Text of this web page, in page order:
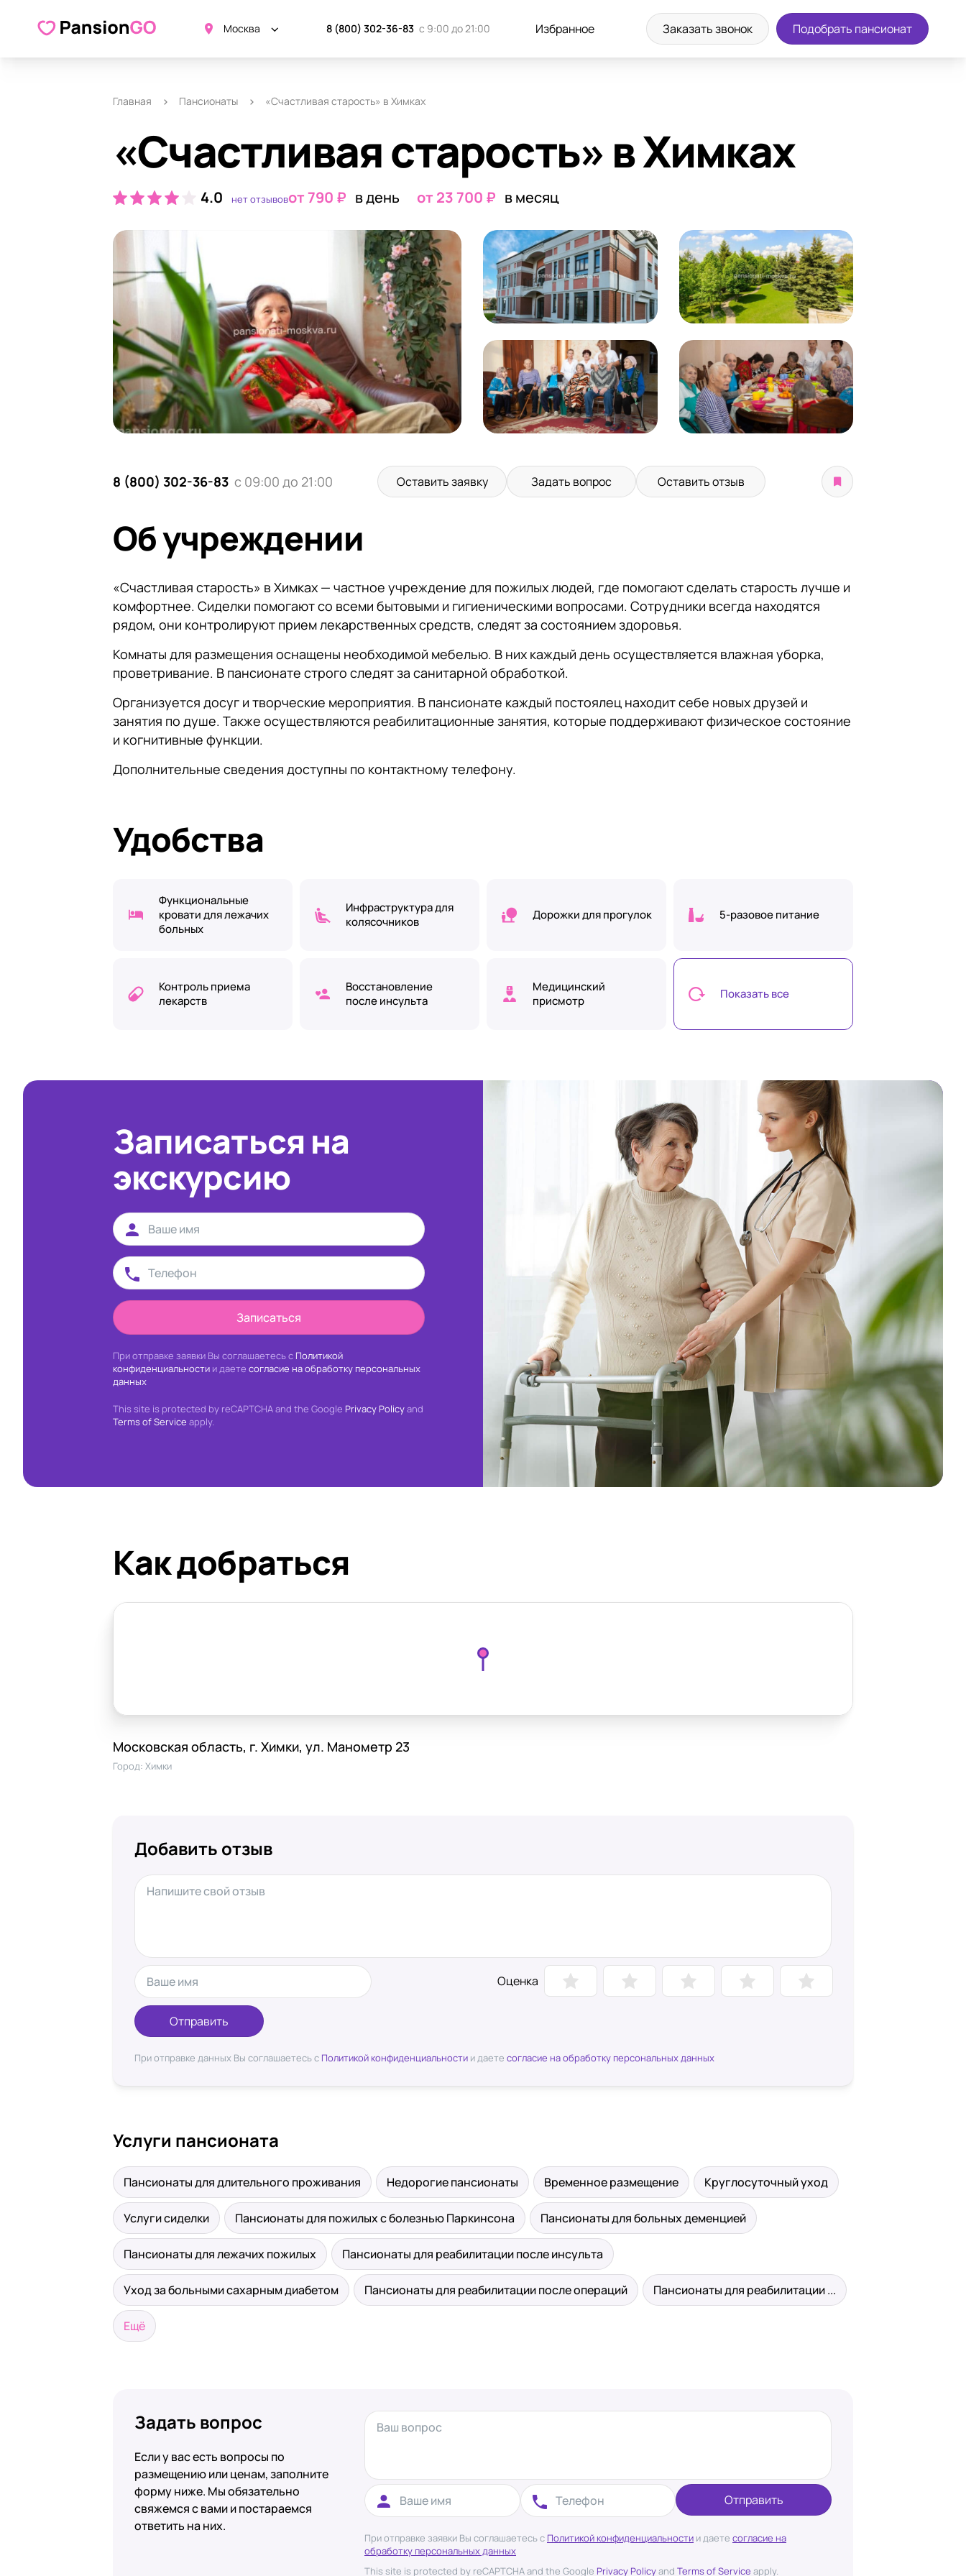
Москва 8 (800) 302-36-83 с 9:00 до 21:00 Избранное Заказать звонок Подобрать пансионат
О пансионате Запись на экскурсию 8 (800) 302-36-83
Главная Пансионаты «Счастливая старость» в Химках
«Счастливая старость» в Химках
4.0 нет отзывовот 790 ₽ в день от 23 700 ₽ в месяц
8 (800) 302-36-83 с 09:00 до 21:00 Оставить заявку Задать вопрос Оставить отзыв
Об учреждении
«Счастливая старость» в Химках — частное учреждение для пожилых людей, где помогают сделать старость лучше и
комфортнее. Сиделки помогают со всеми бытовыми и гигиеническими вопросами. Сотрудники всегда находятся
рядом, они контролируют прием лекарственных средств, следят за состоянием здоровья.
Комнаты для размещения оснащены необходимой мебелью. В них каждый день осуществляется влажная уборка,
проветривание. В пансионате строго следят за санитарной обработкой.
Организуется досуг и творческие мероприятия. В пансионате каждый постоялец находит себе новых друзей и
занятия по душе. Также осуществляются реабилитационные занятия, которые поддерживают физическое состояние
и когнитивные функции.
Дополнительные сведения доступны по контактному телефону.
Удобства
Функциональные
кровати для лежачих
больных
Инфраструктура для
колясочников
Дорожки для прогулок 5-разовое питание
Контроль приема
лекарств
Восстановление
после инсульта
Медицинский
присмотр
Показать все
Записаться на
экскурсию
Записаться
При отправке заявки Вы соглашаетесь с Политикой
конфиденциальности и даете согласие на обработку персональных
данных
This site is protected by reCAPTCHA and the Google Privacy Policyand
Terms of Service apply.
Как добраться
Московская область, г. Химки, ул. Манометр 23
Город: Химки
Добавить отзыв
Оценка
Отправить
При отправке данных Вы соглашаетесь с Политикой конфиденциальности и даете согласие на обработку персональных данных
Услуги пансионата
Пансионаты для длительного проживания Недорогие пансионаты Временное размещение Круглосуточный уход
Услуги сиделки Пансионаты для пожилых с болезнью Паркинсона Пансионаты для больных деменцией
Пансионаты для лежачих пожилых Пансионаты для реабилитации после инсульта
Уход за больными сахарным диабетом Пансионаты для реабилитации после операций Пансионаты для реабилитации ...
Ещё
Задать вопрос
Если у вас есть вопросы по
размещению или ценам, заполните
форму ниже. Мы обязательно
свяжемся с вами и постараемся
ответить на них.
Отправить
При отправке заявки Вы соглашаетесь с Политикой конфиденциальности и даете согласие на
обработку персональных данных
This site is protected by reCAPTCHA and the Google Privacy Policyand Terms of Service apply.